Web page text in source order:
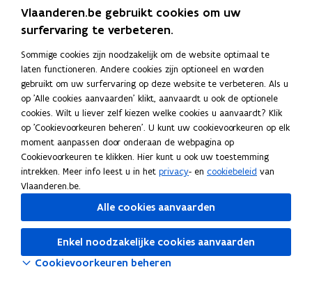
het voordeel van de langstlevende echtgenoot (artikel 4.17
BW).
Voor de exclusief eigen goederen is dit echter geenszins het
geval. En gelet op het gegeven dat elk van de beide
aanvragers bloedverwanten in opgaande lijn heeft
(moeder/broers/zussen), is hun wettelijk erfrecht betreffende
deze goederen louter beperkt tot het vruchtgebruik.
In het bijzonder voor de aandelen van de eigen
vennootschappen (roerende goederen) van de aanvragers zou
dit problematisch kunnen zijn (zie ook
eigendomsrechten op de onroerende goederen zouden in
voormeld geval verdeeld zijn. De blote eigendomsrechten op
de aandelen van de vennootschap van de eerst stervende
zouden (eveneens in onverdeeldheid) bij de bloedverwanten in
opgaande lijn van die eerst stervende terecht komen, met
Vlaanderen.be gebruikt cookies om uw
surfervaring te verbeteren.
Sommige cookies zijn noodzakelijk om de website optimaal te
laten functioneren. Andere cookies zijn optioneel en worden
gebruikt om uw surfervaring op deze website te verbeteren. Als u
op 'Alle cookies aanvaarden' klikt, aanvaardt u ook de optionele
cookies. Wilt u liever zelf kiezen welke cookies u aanvaardt? Klik
op 'Cookievoorkeuren beheren'. U kunt uw cookievoorkeuren op elk
moment aanpassen door onderaan de webpagina op
Cookievoorkeuren te klikken. Hier kunt u ook uw toestemming
intrekken. Meer info leest u in het privacy- en cookiebeleid van
Vlaanderen.be.
Alle cookies aanvaarden
Enkel noodzakelijke cookies aanvaarden
Cookievoorkeuren beheren